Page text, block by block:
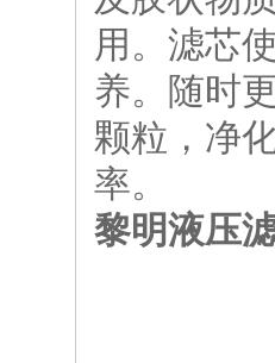
用。滤芯
养。随时
颗粒，净
率。
黎明液压